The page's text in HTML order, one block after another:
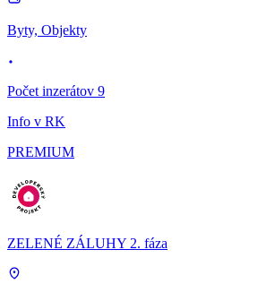
Byty, Objekty
Počet inzerátov 9
Info v RK
PREMIUM
ZELENÉ ZÁLUHY 2. fáza